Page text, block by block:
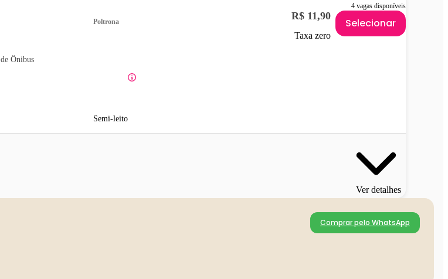
4 vagas disponíveis
Ônibus
Poltrona
Semi-leito
R$ 11,90
Taxa zero
Selecionar
Ver detalhes
Comprar pelo WhatsApp